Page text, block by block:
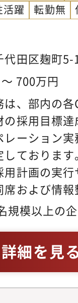
オフサイト
。（5）採用
。（6）労務
管理など。
社会保険、
給与計算は
務職の監督
現地法人（
韓国、台湾
支援。英語
くはないが
活躍 転勤無
代田区麹町
500万円～ 700万円
は、部内の
の採用目標
レーション
しておりま
用計画の実
席および情
び新規作成
ケーション
者との日程
やフォロー
用プロセス
規模以上の
ン経験・
作成経験・
詳細を見